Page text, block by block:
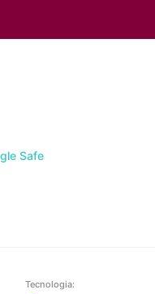
Tecnologia: